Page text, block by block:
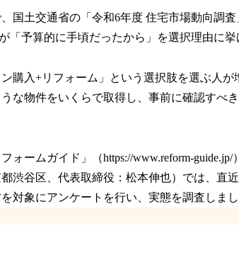
！
数
み
込
す
国土交通省の「令和6年度 住宅市場動向調
「予算的に手頃だったから」を選択理由に挙
購入+リフォーム」という選択肢を選ぶ人が
な物件をいくらで取得し、事前に確認すべ
ォームガイド」（https://www.reform-guide.jp/
渋谷区、代表取締役：松本伸也）では、直
対象にアンケートを行い、実態を調査しまし